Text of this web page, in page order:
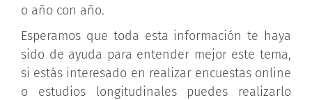
o año con año.
Esperamos que toda esta información te haya
sido de ayuda para entender mejor este tema,
si estás interesado en realizar encuestas online
o estudios longitudinales puedes realizarlo